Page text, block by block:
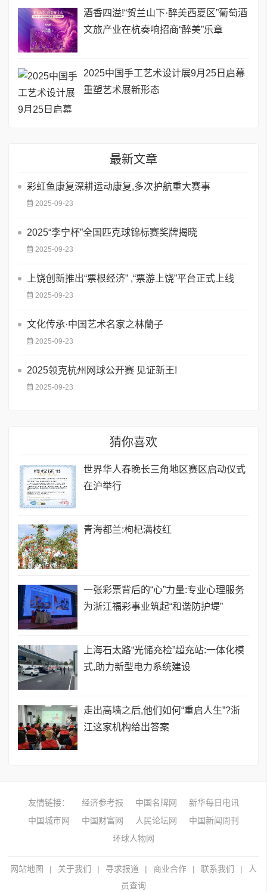
​酒香四溢!“贺兰山下·醉美西夏区”葡萄酒
文旅产业在杭奏响招商“醉美”乐章
2025中国手工艺术设计展9月25日启幕
重塑艺术展新形态
最新文章
彩虹鱼康复深耕运动康复,多次护航重大赛事
2025-09-23
2025“李宁杯”全国匹克球锦标赛奖牌揭晓
2025-09-23
上饶创新推出“票根经济” ,“票游上饶”平台正式上线
2025-09-23
文化传承·中国艺术名家之林蘭子
2025-09-23
2025领克杭州网球公开赛 见证新王!
2025-09-23
猜你喜欢
世界华人春晚长三角地区赛区启动仪式
在沪举行
青海都兰:枸杞满枝红
一张彩票背后的“心”力量:专业心理服务
为浙江福彩事业筑起“和谐防护堤”
上海石太路“光储充检”超充站:一体化模
式,助力新型电力系统建设
走出高墙之后,他们如何“重启人生”?浙
江这家机构给出答案
友情链接： 经济参考报 中国名牌网
新华每日电讯
中国城市网
中国财富网 人民论坛网
中国新闻周刊
环球人物网
网站地图 | 关于我们 | 寻求报道 | 商业合作 | 联系我们 |
人
员查询